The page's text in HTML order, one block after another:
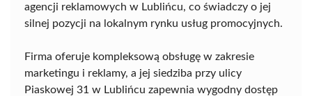
agencji reklamowych w Lublińcu, co świadczy o jej
silnej pozycji na lokalnym rynku usług promocyjnych.
Firma oferuje kompleksową obsługę w zakresie
marketingu i reklamy, a jej siedziba przy ulicy
Piaskowej 31 w Lublińcu zapewnia wygodny dostęp